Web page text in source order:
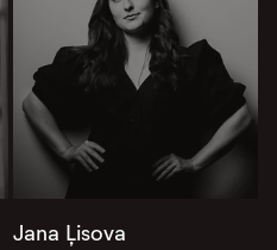
Jana Ļisova